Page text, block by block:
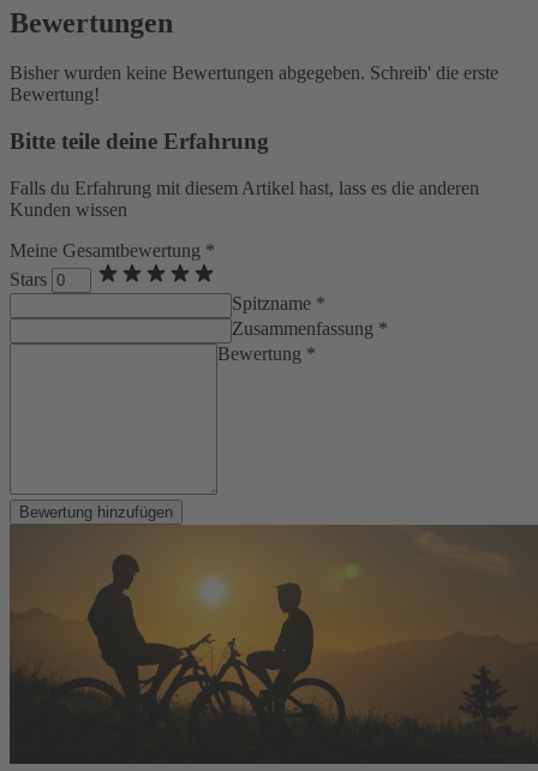
Bewertungen
Bisher wurden keine Bewertungen abgegeben. Schreib' die erste
Bewertung!
Bitte teile deine Erfahrung
Falls du Erfahrung mit diesem Artikel hast, lass es die anderen
Kunden wissen
Meine Gesamtbewertung *
Stars
Spitzname *
Zusammenfassung *
Bewertung *
Bewertung hinzufügen